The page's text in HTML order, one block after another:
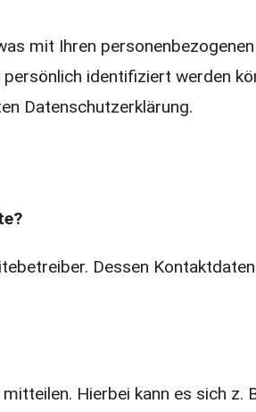
mit Ihren
identifiziert werden
Datenschutzerklärung.
Dessen
Hierbei kann es sich z.